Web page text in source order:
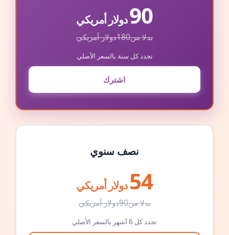
90دولار أمريكي
بدلا من180دولار أمريكي
تجدد كل سنة بالسعر الأصلي
اشترك
نصف سنوي
54 دولار أمريكي
بدلا من90دولار أمريكي
تجدد كل 6 أشهر بالسعر الأصلي